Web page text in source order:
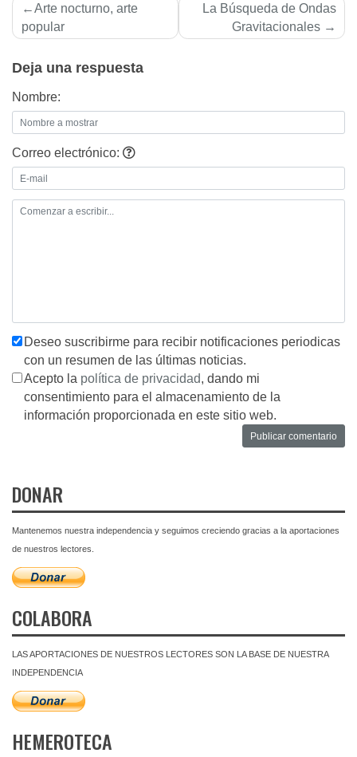
Navegación
de
Arte nocturno, arte
popular
La Búsqueda de Ondas
Gravitacionales
Deja una respuesta
Nombre:
Correo electrónico:
Deseo suscribirme para recibir notificaciones periodicas
con un resumen de las últimas noticias.
Acepto la política de privacidad, dando mi
consentimiento para el almacenamiento de la
información proporcionada en este sitio web.
DONAR
Mantenemos nuestra independencia y seguimos creciendo gracias a la aportaciones
de nuestros lectores.
COLABORA
LAS APORTACIONES DE NUESTROS LECTORES SON LA BASE DE NUESTRA
INDEPENDENCIA
HEMEROTECA